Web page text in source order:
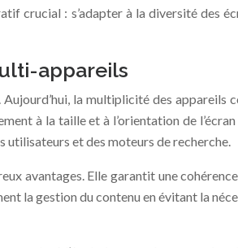
crucial : s’adapter à la diversité des
appareils
la multiplicité des
à la taille et à l’orientation de
utilisateurs et des moteurs de recherche.
avantages. Elle garantit une
la gestion du contenu en évitant la